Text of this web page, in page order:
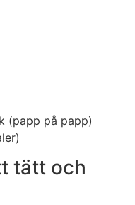
(papp på papp)
tätt och